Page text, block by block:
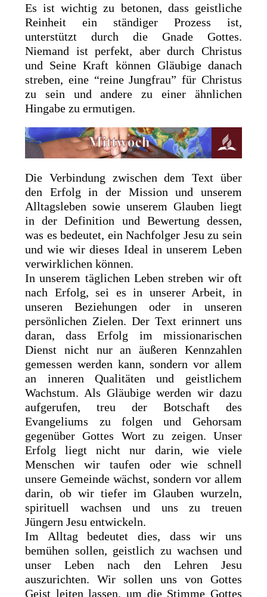
Es ist wichtig zu betonen, dass geistliche
Reinheit ein ständiger Prozess ist,
unterstützt durch die Gnade Gottes.
Niemand ist perfekt, aber durch Christus
und Seine Kraft können Gläubige danach
streben, eine “reine Jungfrau” für Christus
zu sein und andere zu einer ähnlichen
Hingabe zu ermutigen.
Die Verbindung zwischen dem Text über
den Erfolg in der Mission und unserem
Alltagsleben sowie unserem Glauben liegt
in der Definition und Bewertung dessen,
was es bedeutet, ein Nachfolger Jesu zu sein
und wie wir dieses Ideal in unserem Leben
verwirklichen können.
In unserem täglichen Leben streben wir oft
nach Erfolg, sei es in unserer Arbeit, in
unseren Beziehungen oder in unseren
persönlichen Zielen. Der Text erinnert uns
daran, dass Erfolg im missionarischen
Dienst nicht nur an äußeren Kennzahlen
gemessen werden kann, sondern vor allem
an inneren Qualitäten und geistlichem
Wachstum. Als Gläubige werden wir dazu
aufgerufen, treu der Botschaft des
Evangeliums zu folgen und Gehorsam
gegenüber Gottes Wort zu zeigen. Unser
Erfolg liegt nicht nur darin, wie viele
Menschen wir taufen oder wie schnell
unsere Gemeinde wächst, sondern vor allem
darin, ob wir tiefer im Glauben wurzeln,
spirituell wachsen und uns zu treuen
Jüngern Jesu entwickeln.
Im Alltag bedeutet dies, dass wir uns
bemühen sollen, geistlich zu wachsen und
unser Leben nach den Lehren Jesu
auszurichten. Wir sollen uns von Gottes
Geist leiten lassen, um die Stimme Gottes